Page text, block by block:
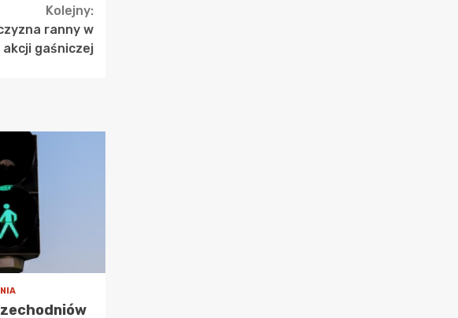
Kolejny:
ranny w
akcji gaśniczej